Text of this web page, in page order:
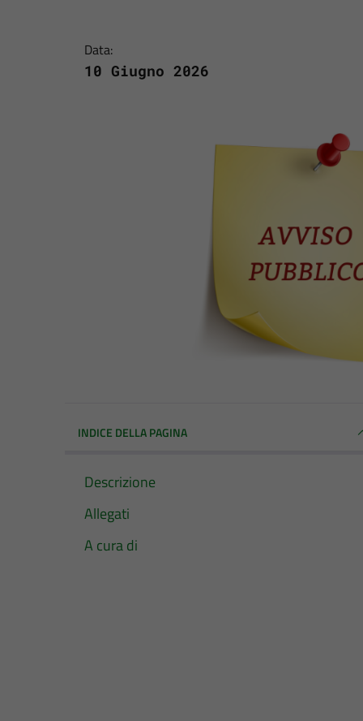
Data:
10 Giugno 2026
INDICE DELLA PAGINA
Descrizione
Allegati
A cura di